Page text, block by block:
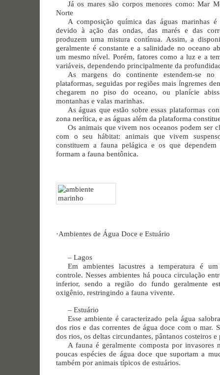
Já os mares são corpos menores como: Mar
Norte
A composição química das águas marinhas é
devido à ação das ondas, das marés e das
produzem uma mistura contínua. Assim, a
geralmente é constante e a salinidade no oceano
um mesmo nível. Porém, fatores como a luz e a
variáveis, dependendo principalmente da
As margens do continente estendem-se
plataformas, seguidas por regiões mais íngremes
chegarem no piso do oceano, ou planície
montanhas e valas marinhas.
As águas que estão sobre essas plataformas
zona nerítica, e as águas além da plataforma
Os animais que vivem nos oceanos podem ser
com o seu hábitat: animais que vivem
constituem a fauna pelágica e os que
formam a fauna bentônica.
·Ambientes de Água Doce e Estuário
– Lagos
Em ambientes lacustres a temperatura é
controle. Nesses ambientes há pouca circulação
inferior, sendo a região do fundo geralmente
oxigênio, restringindo a fauna vivente.
– Estuário
Esse ambiente é caracterizado pela água
dos rios e das correntes de água doce com o mar.
dos rios, os deltas circundantes, pântanos costeiros e
A fauna é geralmente composta por invasores
poucas espécies de água doce que suportam a
também por animais típicos de estuários.